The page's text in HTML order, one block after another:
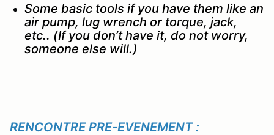
Some basic tools if you have them like an
air pump, lug wrench or torque, jack,
etc.. (If you don’t have it, do not worry,
someone else will.)
RENCONTRE PRE-EVENEMENT :